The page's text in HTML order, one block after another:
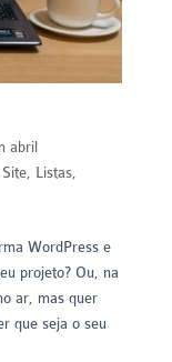
abril
, Listas,
WordPress e
projeto? Ou, na
ar, mas quer
que seja o seu